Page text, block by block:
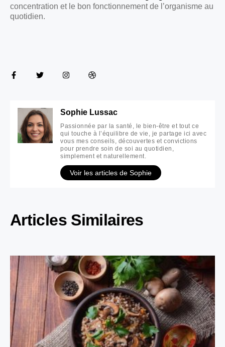
concentration et le bon fonctionnement de l’organisme au
quotidien.
Sophie Lussac
Passionnée par la santé, le bien-être et tout ce
qui touche à l’équilibre de vie, je partage ici avec
vous mes conseils, découvertes et convictions
pour prendre soin de soi au quotidien,
simplement et naturellement.
Voir les articles de Sophie
Articles Similaires